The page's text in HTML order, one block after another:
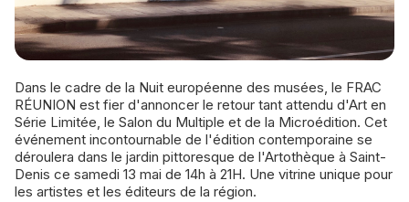
Dans le cadre de la Nuit européenne des musées, le FRAC
RÉUNION est fier d'annoncer le retour tant attendu d'Art en
Série Limitée, le Salon du Multiple et de la Microédition. Cet
événement incontournable de l'édition contemporaine se
déroulera dans le jardin pittoresque de l'Artothèque à Saint-
Denis ce samedi 13 mai de 14h à 21H. Une vitrine unique pour
les artistes et les éditeurs de la région.